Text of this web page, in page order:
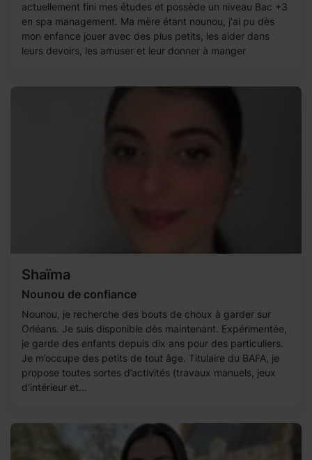
actuellement fini mes études et possède un niveau Bac +3
en spa management. Ma mère étant nounou, j'ai pu dès
mon enfance jouer avec des plus petits, les aider dans
leurs devoirs, les amuser et leur donner à manger
Shaïma
Nounou de confiance
Nounou, je recherche des bouts de choux à garder sur
Orléans. Je suis disponible dès maintenant. Expérimentée,
je garde des enfants depuis dix ans pour des particuliers.
Je m’occupe des petits de tout âge. Titulaire du BAFA, je
propose toutes sortes d’activités (travaux manuels, jeux
d’intérieur et...